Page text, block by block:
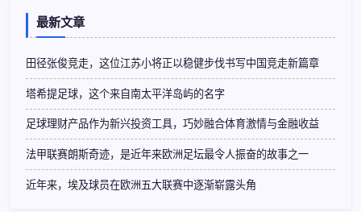
最新文章
田径张俊竞走，这位江苏小将正以稳健步伐书写中国竞走新篇章
塔希提足球，这个来自南太平洋岛屿的名字
足球理财产品作为新兴投资工具，巧妙融合体育激情与金融收益
法甲联赛朗斯奇迹，是近年来欧洲足坛最令人振奋的故事之一
近年来，埃及球员在欧洲五大联赛中逐渐崭露头角